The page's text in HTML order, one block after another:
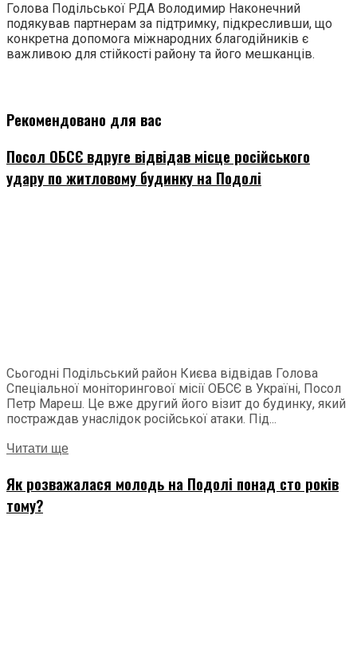
Голова Подільської РДА Володимир Наконечний
подякував партнерам за підтримку, підкресливши, що
конкретна допомога міжнародних благодійників є
важливою для стійкості району та його мешканців.
Рекомендовано для вас
Посол ОБСЄ вдруге відвідав місце російського
удару по житловому будинку на Подолі
Сьогодні Подільський район Києва відвідав Голова
Спеціальної моніторингової місії ОБСЄ в Україні, Посол
Петр Мареш. Це вже другий його візит до будинку, який
постраждав унаслідок російської атаки. Під...
Читати ще
Як розважалася молодь на Подолі понад сто років
тому?